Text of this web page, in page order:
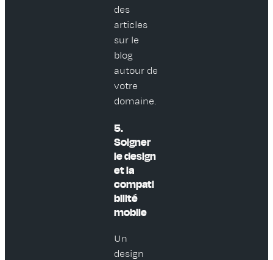
des
articles
sur le
blog
autour de
votre
domaine.
5.
Soigner
le design
et la
compati
bilité
mobile
Un
design